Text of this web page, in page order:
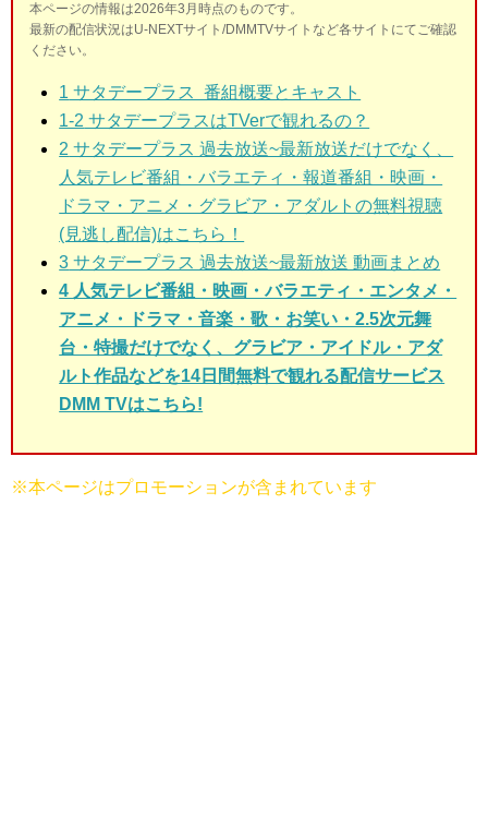
本ページの情報は2026年3月時点のものです。
最新の配信状況はU-NEXTサイト/DMMTVサイトなど各サイトにてご確認
ください。
1 サタデープラス 番組概要とキャスト
1-2 サタデープラスはTVerで観れるの？
2 サタデープラス 過去放送~最新放送だけでなく、
人気テレビ番組・バラエティ・報道番組・映画・
ドラマ・アニメ・グラビア・アダルトの無料視聴
(見逃し配信)はこちら！
3 サタデープラス 過去放送~最新放送 動画まとめ
4 人気テレビ番組・映画・バラエティ・エンタメ・
アニメ・ドラマ・音楽・歌・お笑い・2.5次元舞
台・特撮だけでなく、グラビア・アイドル・アダ
ルト作品などを14日間無料で観れる配信サービス
DMM TVはこちら!
※本ページはプロモーションが含まれています